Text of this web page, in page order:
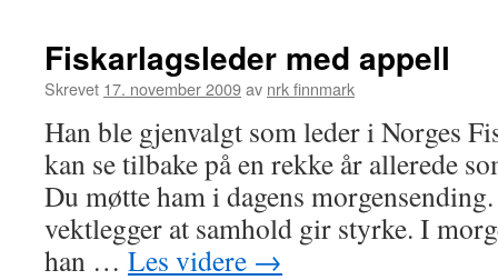
Fiskarlagsleder med appell
Skrevet 17. november 2009av nrk finnmark
Han ble gjenvalgt som leder i Norges
kan se tilbake på en rekke år allerede
Du møtte ham i dagens
vektlegger at samhold gir styrke. I
han … Les videre →